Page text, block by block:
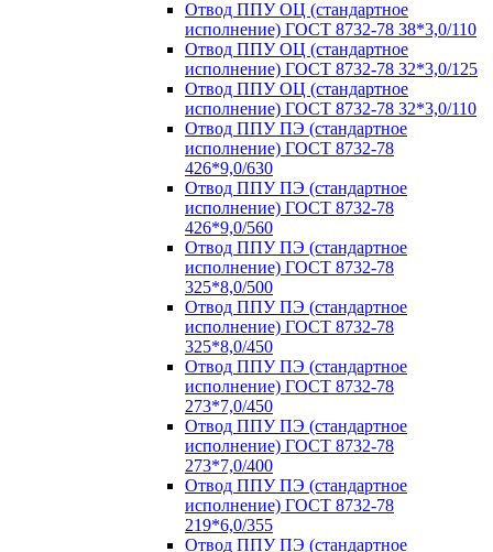
Отвод ППУ ОЦ (стандартное
исполнение) ГОСТ 8732-78 38*3,0/110
Отвод ППУ ОЦ (стандартное
исполнение) ГОСТ 8732-78 32*3,0/125
Отвод ППУ ОЦ (стандартное
исполнение) ГОСТ 8732-78 32*3,0/110
Отвод ППУ ПЭ (стандартное
исполнение) ГОСТ 8732-78
426*9,0/630
Отвод ППУ ПЭ (стандартное
исполнение) ГОСТ 8732-78
426*9,0/560
Отвод ППУ ПЭ (стандартное
исполнение) ГОСТ 8732-78
325*8,0/500
Отвод ППУ ПЭ (стандартное
исполнение) ГОСТ 8732-78
325*8,0/450
Отвод ППУ ПЭ (стандартное
исполнение) ГОСТ 8732-78
273*7,0/450
Отвод ППУ ПЭ (стандартное
исполнение) ГОСТ 8732-78
273*7,0/400
Отвод ППУ ПЭ (стандартное
исполнение) ГОСТ 8732-78
219*6,0/355
Отвод ППУ ПЭ (стандартное